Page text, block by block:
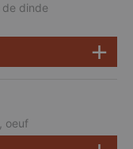
dinde
oeuf